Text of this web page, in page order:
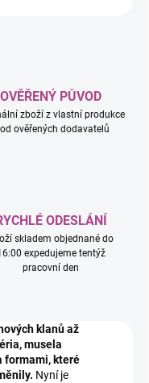
OVĚŘENÝ PŮVOD
zboží z vlastní produkce
ověřených dodavatelů
ODESLÁNÍ
skladem objednané do
expedujeme tentýž
pracovní den
klanů až
musela
formami, které
Nyní je